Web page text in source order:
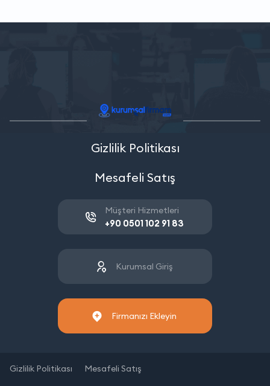
Gizlilik Politikası
Mesafeli Satış
Müşteri Hizmetleri
+90 0501 102 91 83
Kurumsal Giriş
Firmanızı Ekleyin
Gizlilik Politikası Mesafeli Satış